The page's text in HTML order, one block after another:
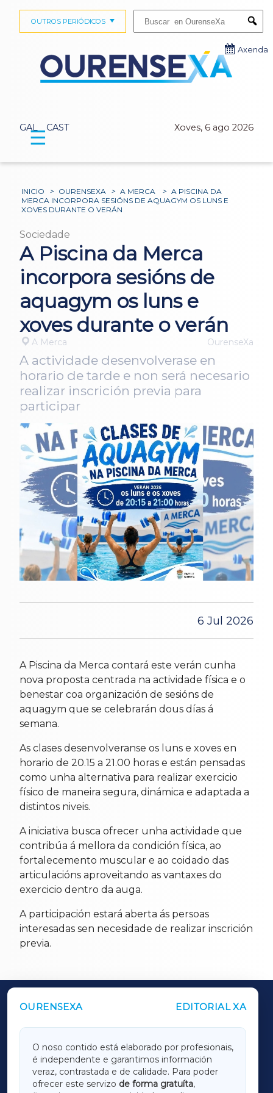
GAL CAST Xoves, 6 ago 2026
OUTROS PERIÓDICOS
Axenda
☰
INICIO > OURENSEXA > A MERCA > A PISCINA DA
MERCA INCORPORA SESIÓNS DE AQUAGYM OS LUNS E
XOVES DURANTE O VERÁN
Sociedade
A Piscina da Merca
incorpora sesións de
aquagym os luns e
xoves durante o verán
A Merca OurenseXa
A actividade desenvolverase en
horario de tarde e non será necesario
realizar inscrición previa para
participar
6 Jul 2026
A Piscina da Merca contará este verán cunha
nova proposta centrada na actividade física e o
benestar coa organización de sesións de
aquagym que se celebrarán dous días á
semana.
As clases desenvolveranse os luns e xoves en
horario de 20.15 a 21.00 horas e están pensadas
como unha alternativa para realizar exercicio
físico de maneira segura, dinámica e adaptada a
distintos niveis.
A iniciativa busca ofrecer unha actividade que
contribúa á mellora da condición física, ao
fortalecemento muscular e ao coidado das
articulacións aproveitando as vantaxes do
exercicio dentro da auga.
A participación estará aberta ás persoas
interesadas sen necesidade de realizar inscrición
previa.
OURENSEXA EDITORIAL XA
O noso contido está elaborado por profesionais,
é independente e garantimos información
veraz, contrastada e de calidade. Para poder
ofrecer este servizo de forma gratuíta,
OUTROS PERIÓDICOS
LUGOXA